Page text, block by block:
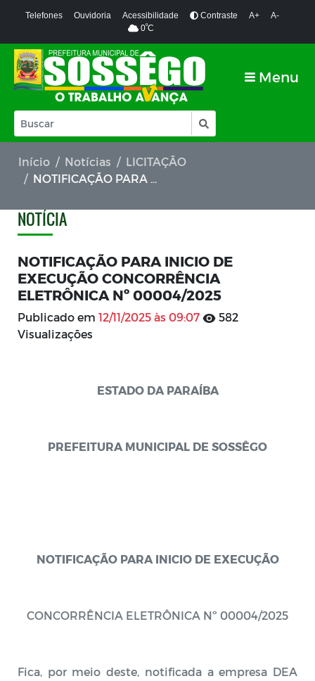
Telefones Ouvidoria Acessibilidade Contraste A+
A-
0ºC
Menu
Início Notícias
LICITAÇÃO
NOTIFICAÇÃO PARA INICIO DE EXECUÇÃO CONCORRÊNCIA ELETRÔNICA Nº 00004/2025
NOTÍCIA
NOTIFICAÇÃO PARA INICIO DE
EXECUÇÃO CONCORRÊNCIA
ELETRÔNICA Nº 00004/2025
Publicado em 12/11/2025 às 09:07
582
Visualizações
ESTADO DA PARAÍBA
PREFEITURA MUNICIPAL DE SOSSÊGO
NOTIFICAÇÃO PARA INICIO DE EXECUÇÃO
CONCORRÊNCIA ELETRÔNICA Nº 00004/2025
Fica, por meio deste, notificada a empresa DEA